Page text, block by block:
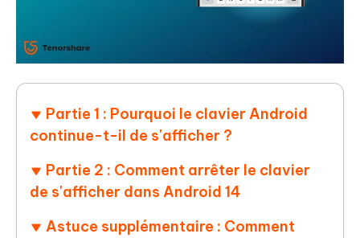
Partie 1 : Pourquoi le clavier Android
continue-t-il de s'afficher ?
Partie 2 : Comment arrêter le clavier
de s'afficher dans Android 14
Astuce supplémentaire : Comment